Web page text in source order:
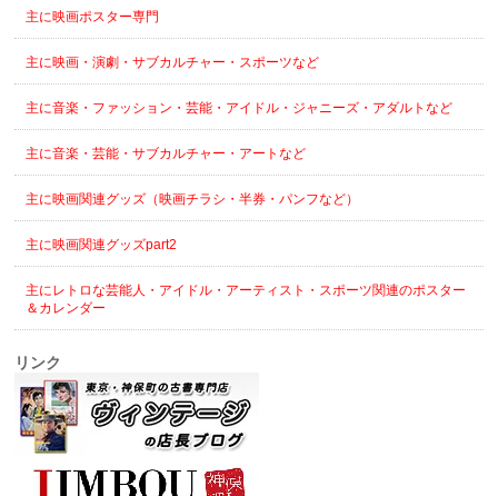
主に映画ポスター専門
主に映画・演劇・サブカルチャー・スポーツなど
主に音楽・ファッション・芸能・アイドル・ジャニーズ・アダルトなど
主に音楽・芸能・サブカルチャー・アートなど
主に映画関連グッズ（映画チラシ・半券・パンフなど）
主に映画関連グッズpart2
主にレトロな芸能人・アイドル・アーティスト・スポーツ関連のポスター
＆カレンダー
リンク